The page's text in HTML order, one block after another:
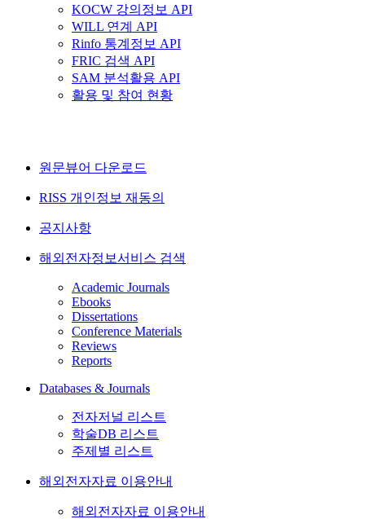
KOCW 강의정보 API
WILL 연계 API
Rinfo 통계정보 API
FRIC 검색 API
SAM 분석활용 API
활용 및 참여 현황
원문뷰어 다운로드
RISS 개인정보 재동의
공지사항
해외전자정보서비스 검색
Academic Journals
Ebooks
Dissertations
Conference Materials
Reviews
Reports
Databases & Journals
전자저널 리스트
학술DB 리스트
주제별 리스트
해외전자자료 이용안내
해외전자자료 이용안내